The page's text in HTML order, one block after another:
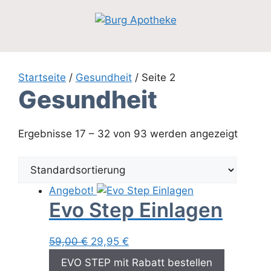
Startseite / Gesundheit / Seite 2
Gesundheit
Ergebnisse 17 – 32 von 93 werden angezeigt
Angebot!
Evo Step Einlagen
59,00€ Ursprünglicher
Preis
29,95 €
Preis
EVO STEP mit Rabatt bestellen